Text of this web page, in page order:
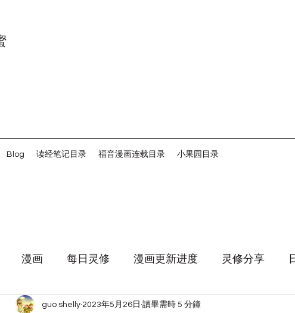
Blog 读经笔记目录 福音漫画连载目录 小果园目录
漫画 每日灵修 漫画更新进度 灵修分享
查经小组笔记 带娃读经 宋典的日常
guo shelly 2023年5月26日 讀畢需時 5 分鐘